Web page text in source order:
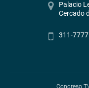
Palacio
Cercado
311-
Congreso